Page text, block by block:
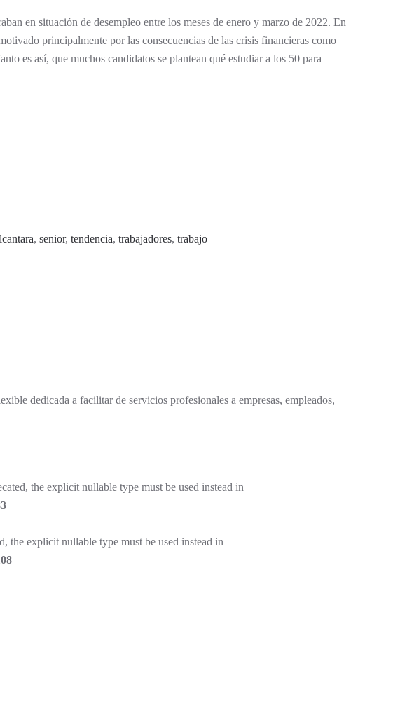
en situación de desempleo entre los meses de enero y marzo de 2022. En
principalmente por las consecuencias de las crisis financieras como
es así, que muchos candidatos se plantean qué estudiar a los 50 para
, senior, tendencia, trabajadores, trabajo
dedicada a facilitar de servicios profesionales a empresas, empleados,
the explicit nullable type must be used instead in
the explicit nullable type must be used instead in